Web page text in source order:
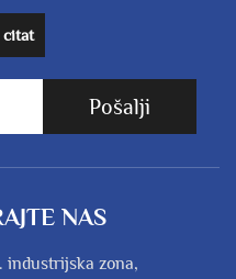
Pošalji
NAS
industrijska zona,